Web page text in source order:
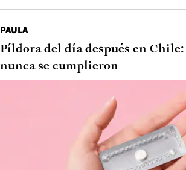
PAULA
Píldora del día después en
nunca se cumplieron